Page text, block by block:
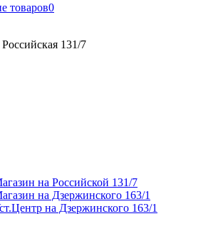
товаров0
131/7
на Российской 131/7
на Дзержинского 163/1
на Дзержинского 163/1